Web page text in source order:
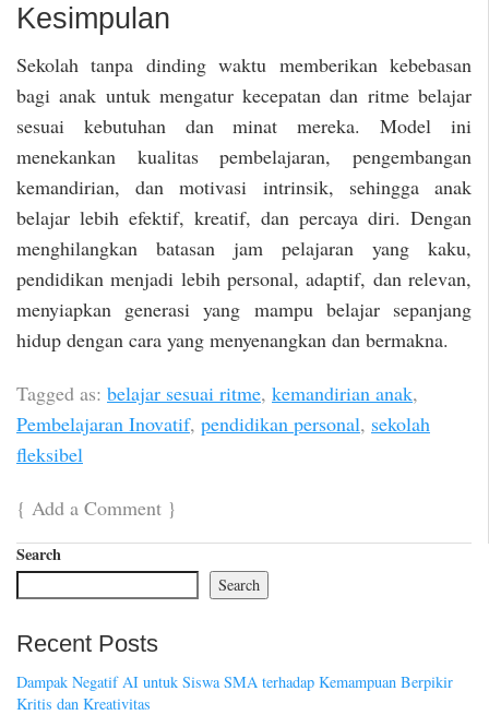
Kesimpulan
Sekolah tanpa dinding waktu memberikan kebebasan
bagi anak untuk mengatur kecepatan dan ritme belajar
sesuai kebutuhan dan minat mereka. Model ini
menekankan kualitas pembelajaran, pengembangan
kemandirian, dan motivasi intrinsik, sehingga anak
belajar lebih efektif, kreatif, dan percaya diri. Dengan
menghilangkan batasan jam pelajaran yang kaku,
pendidikan menjadi lebih personal, adaptif, dan relevan,
menyiapkan generasi yang mampu belajar sepanjang
hidup dengan cara yang menyenangkan dan bermakna.
Tagged as: belajar sesuai ritme, kemandirian anak,
Pembelajaran Inovatif, pendidikan personal, sekolah
fleksibel
{ Add a Comment }
Search
Search
Recent Posts
Dampak Negatif AI untuk Siswa SMA terhadap Kemampuan Berpikir
Kritis dan Kreativitas